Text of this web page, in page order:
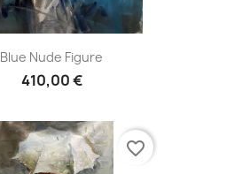
Blue Nude Figure
410,00 €
favorite_border